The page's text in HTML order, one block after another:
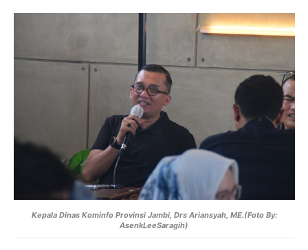
Kepala Dinas Kominfo Provinsi Jambi, Drs Ariansyah, ME.(Foto By:
AsenkLeeSaragih)